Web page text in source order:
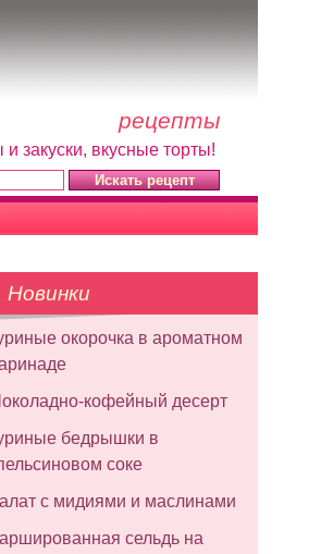
рецепты
закуски, вкусные торты!
Новинки
окорочка в ароматном
кофейный десерт
бедрышки в
соке
с мидиями и маслинами
сельдь на